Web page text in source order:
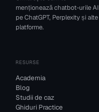
menționează chatbot-urile AI
pe ChatGPT, Perplexity și alte
platforme.
RESURSE
Academia
Blog
Studii de caz
Ghiduri Practice